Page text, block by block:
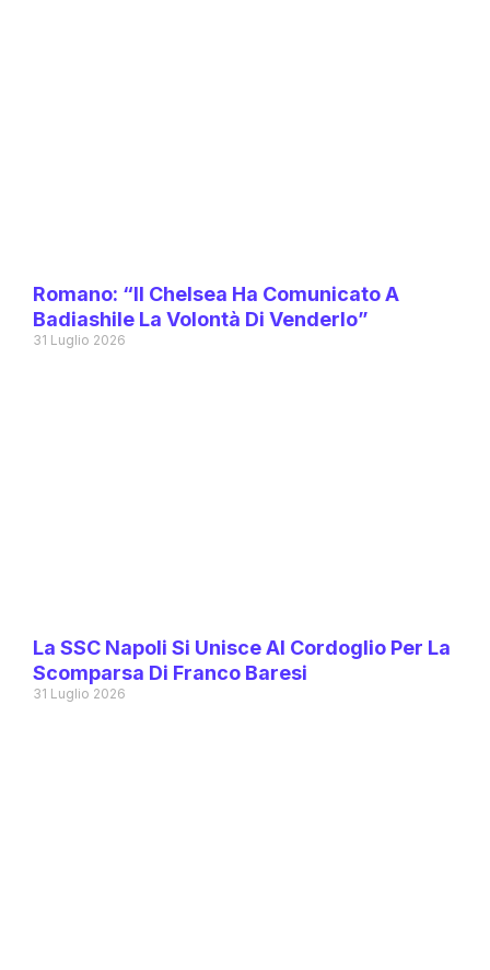
Romano: “Il Chelsea Ha Comunicato A
Badiashile La Volontà Di Venderlo”
31 Luglio 2026
La SSC Napoli Si Unisce Al Cordoglio Per La
Scomparsa Di Franco Baresi
31 Luglio 2026